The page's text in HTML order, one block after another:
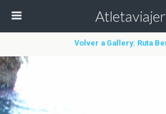
Volver a Gallery: Ruta